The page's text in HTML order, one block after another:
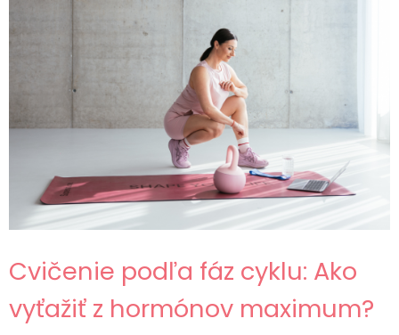
Cvičenie podľa fáz cyklu: Ako
vyťažiť z hormónov maximum?